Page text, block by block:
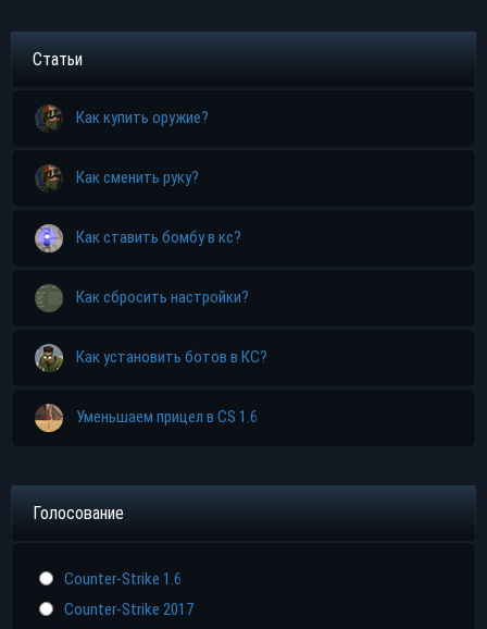
Статьи
Как купить оружие?
Как сменить руку?
Как ставить бомбу в кс?
Как сбросить настройки?
Как установить ботов в КС?
Уменьшаем прицел в CS 1.6
Голосование
Counter-Strike 1.6
Counter-Strike 2017